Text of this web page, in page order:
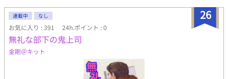
す。ので、不定期連載。これで完結の可能性もあります。
26
連載中 なし
お気に入り : 391 24h.ポイント : 0
無礼な部下の鬼上司
金剛＠キット